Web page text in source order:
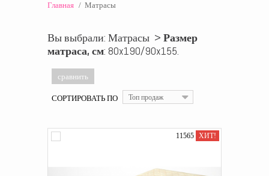
Главная / Матрасы
Вы выбрали: Матрасы > Размер
матраса, см: 80x190/90x155.
СОРТИРОВАТЬ ПО Топ продаж
11565 ХИТ!